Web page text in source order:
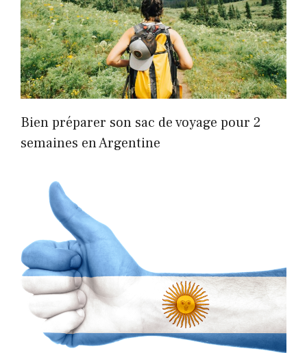
Bien préparer son sac de voyage pour 2
semaines en Argentine